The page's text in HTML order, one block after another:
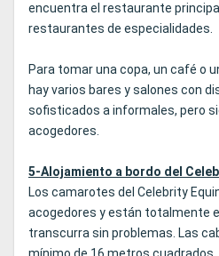
encuentra el restaurante
restaurantes de especialidades.
Para tomar una copa, un café o
hay varios bares y salones con
sofisticados a informales, pero
acogedores.
5-Alojamiento a bordo del
Los camarotes del Celebrity
acogedores y están totalmente
transcurra sin problemas. Las